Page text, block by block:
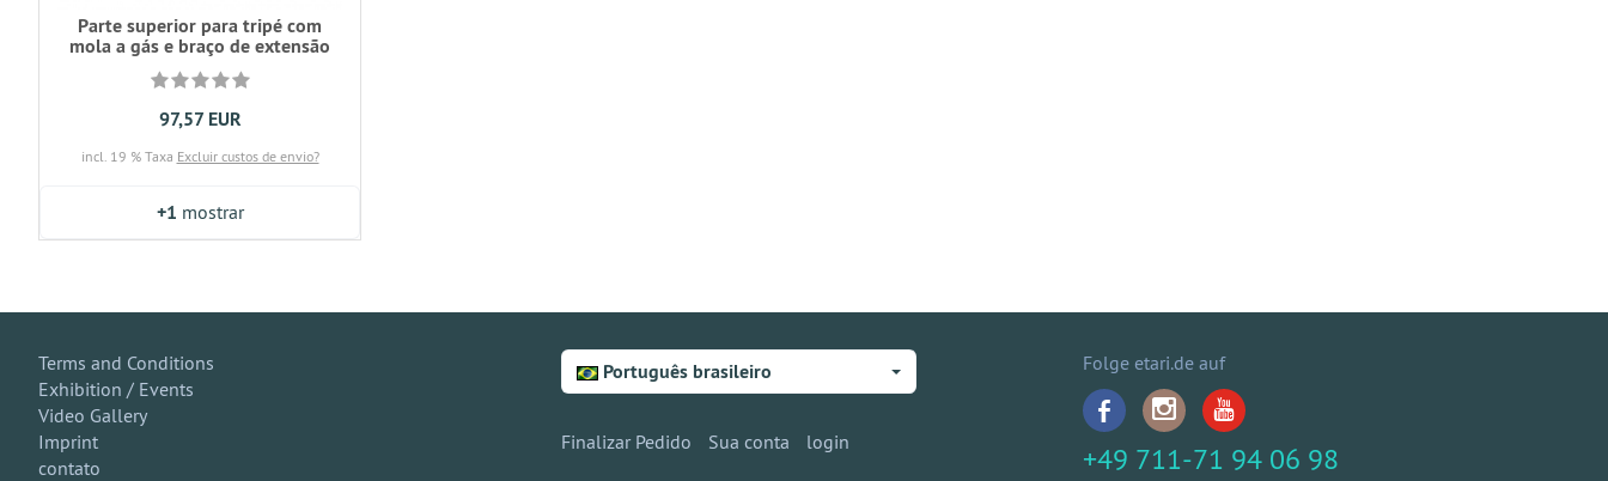
Parte superior para tripé com
mola a gás e braço de extensão
97,57 EUR
incl. 19 % Taxa Excluir custos de envio?
+1 mostrar
Terms and Conditions
Exhibition / Events
Video Gallery
Imprint
contato
Português brasileiro
Finalizar Pedido Sua conta login
Folge etari.de auf
+49 711-71 94 06 98